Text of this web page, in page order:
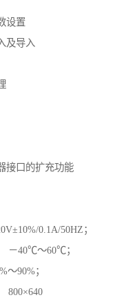
设置
及导入
接口的扩充功能
0.1A/50HZ；
－40℃～60℃；
90%；
800×640